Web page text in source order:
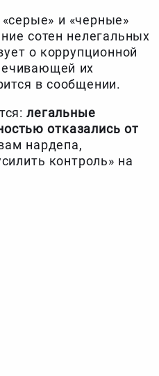
и «черные»
сотен нелегальных
о коррупционной
их
в сообщении.
легальные
отказались от
нардепа,
контроль» на